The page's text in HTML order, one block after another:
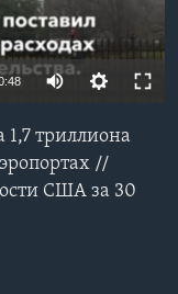
триллиона
//
США за 30